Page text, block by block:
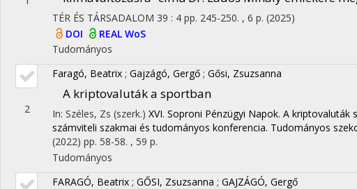
TÉR ÉS TÁRSADALOM 39 : 4 pp. 245-250. , 6 p. (2025)
DOI
REAL WoS
Tudományos
2
Faragó, Beatrix ; Gajzágó, Gergő ; Gősi, Zsuzsanna
A kriptovaluták a sportban
In: Széles, Zs (szerk.) XVI. Soproni Pénzügyi Napok. A
számviteli szakmai és tudományos konferencia. Tudományos
(2022) pp. 58-58. , 59 p.
Tudományos
FARAGÓ, Beatrix ; GŐSI, Zsuzsanna ; GAJZÁGÓ, Gergő